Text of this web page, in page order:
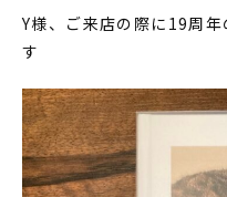
Y様、ご来店の際に19周
す